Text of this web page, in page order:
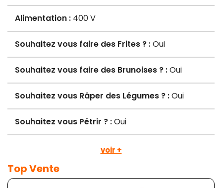
Alimentation : 400 V
Souhaitez vous faire des Frites ? :Oui
Souhaitez vous faire des Brunoises ? :Oui
Souhaitez vous Râper des Légumes ? :Oui
Souhaitez vous Pétrir ? :Oui
voir +
Top Vente